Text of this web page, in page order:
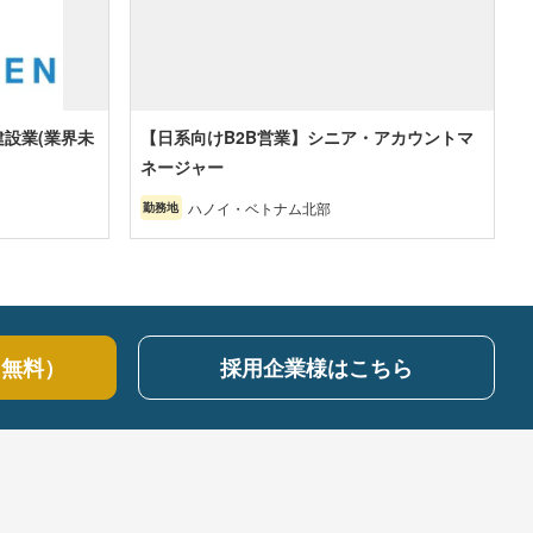
業(業界未
【日系向けB2B営業】シニア・アカウントマ
ネージャー
勤務地 ハノイ・ベトナム北部
料） 採用企業様はこちら